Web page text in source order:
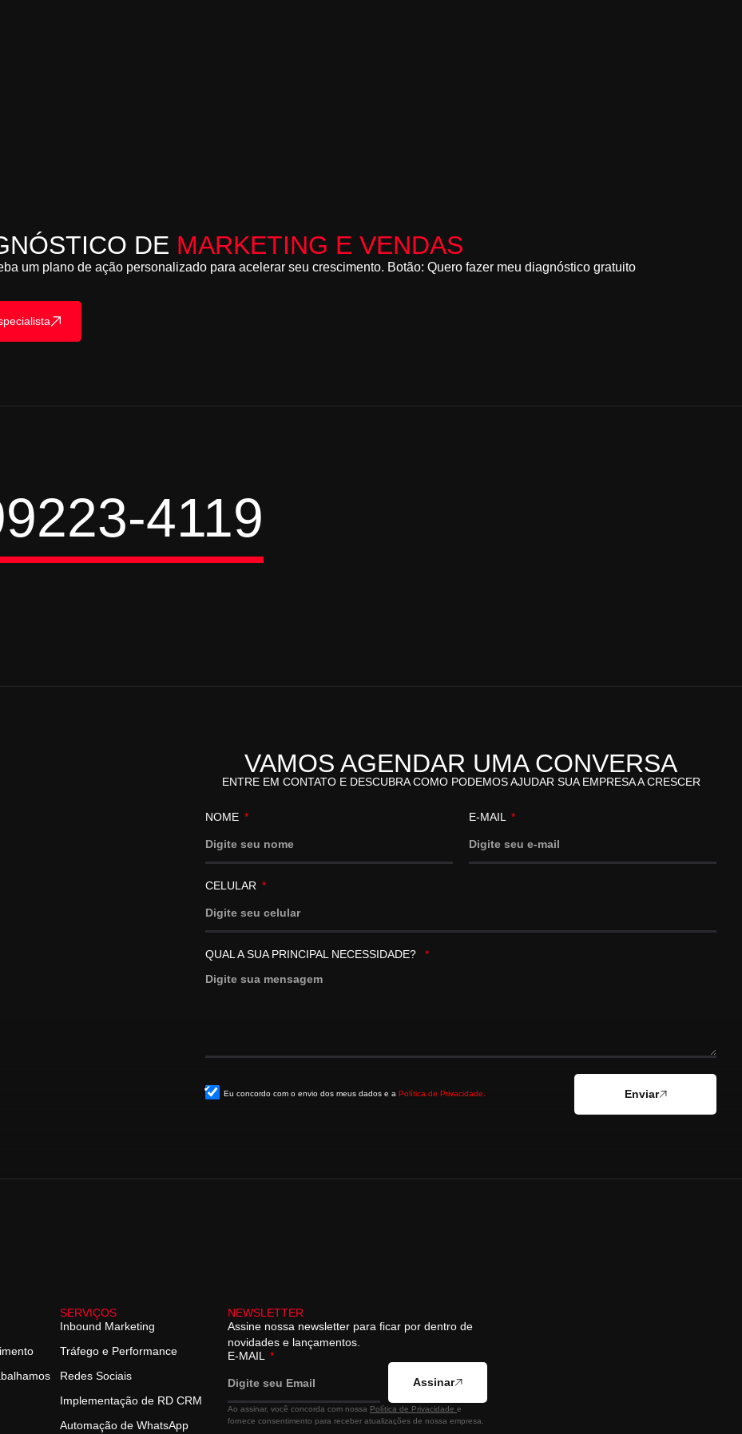
DE MARKETING E VENDAS
um plano de ação personalizado para acelerar seu crescimento. Botão: Quero fazer meu diagnóstico gratuito
4119
VAMOS AGENDAR UMA CONVERSA
ENTRE EM CONTATO E DESCUBRA COMO PODEMOS AJUDAR SUA EMPRESA A CRESCER
NOME E-MAIL
CELULAR
QUAL A SUA PRINCIPAL NECESSIDADE?
Eu concordo com o envio dos meus dados e a Política de Privacidade. Enviar
SERVIÇOS
Inbound Marketing
Tráfego e Performance
Redes Sociais
Implementação de RD CRM
Automação de WhatsApp
NEWSLETTER
Assine nossa newsletter para ficar por dentro de
novidades e lançamentos.
E-MAIL
Assinar
Ao assinar, você concorda com nossa Política de Privacidade e
fornece consentimento para receber atualizações de nossa empresa.